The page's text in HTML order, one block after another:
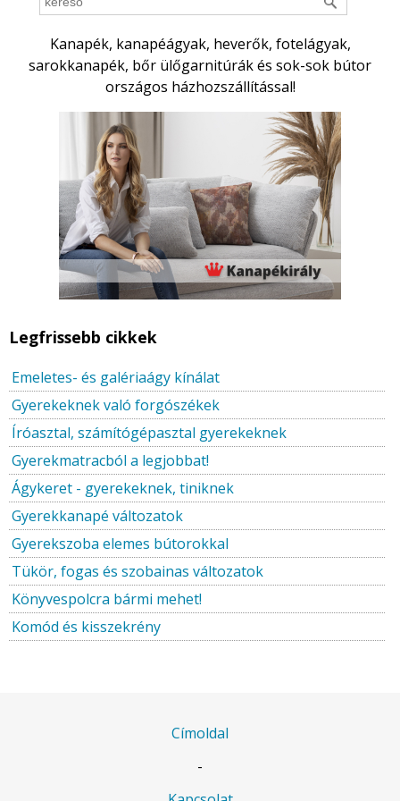
Kanapék, kanapéágyak, heverők, fotelágyak,
sarokkanapék, bőr ülőgarnitúrák és sok-sok bútor
országos házhozszállítással!
Legfrissebb cikkek
Emeletes- és galériaágy kínálat
Gyerekeknek való forgószékek
Íróasztal, számítógépasztal gyerekeknek
Gyerekmatracból a legjobbat!
Ágykeret - gyerekeknek, tiniknek
Gyerekkanapé változatok
Gyerekszoba elemes bútorokkal
Tükör, fogas és szobainas változatok
Könyvespolcra bármi mehet!
Komód és kisszekrény
Címoldal
-